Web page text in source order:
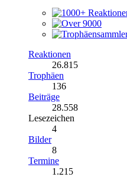
Reaktionen
26.815
Trophäen
136
Beiträge
28.558
Lesezeichen
4
Bilder
8
Termine
1.215